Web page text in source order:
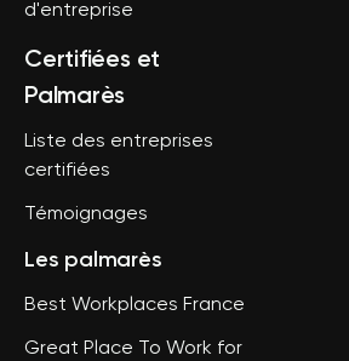
d'entreprise
Certifiées et
Palmarès
Liste des entreprises
certifiées
Témoignages
Les palmarès
Best Workplaces France
Great Place To Work for